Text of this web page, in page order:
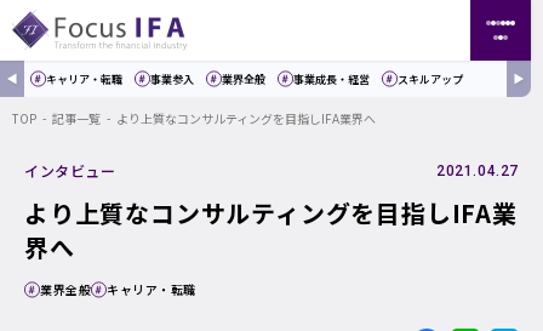
キャリア・転職 事業参入 業界全般 事業成長・経営 スキルアップ
TOP 記事一覧 より上質なコンサルティングを目指しIFA業界へ
インタビュー 2021.04.27
より上質なコンサルティングを目指しIFA業
界へ
業界全般 キャリア・転職